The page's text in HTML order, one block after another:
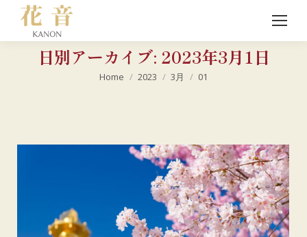
日別アーカイブ: 2023年3月1日
現在地:
Home 2023 3月 01